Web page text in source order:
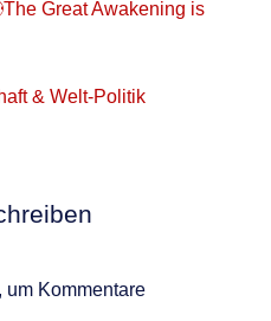
Great Awakening is
& Welt-Politik
um Kommentare